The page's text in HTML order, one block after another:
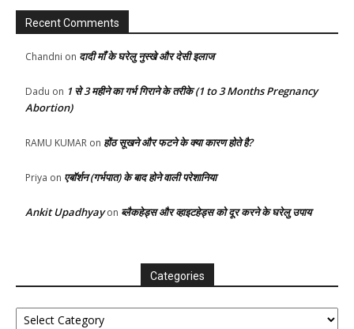
Recent Comments
Chandni on दादी माँ के घरेलु नुस्खे और देसी इलाज
Dadu on 1 से 3 महीने का गर्भ गिराने के तरीके (1 to 3 Months Pregnancy
Abortion)
RAMU KUMAR on होंठ सूखने और फटने के क्या कारण होते है?
Priya on एबॉर्शन (गर्भपात) के बाद होने वाली परेशानिया
Ankit Upadhyayon ब्लैकहेड्स और व्हाइटहेड्स को दूर करने के घरेलु उपाय
Categories
Categories